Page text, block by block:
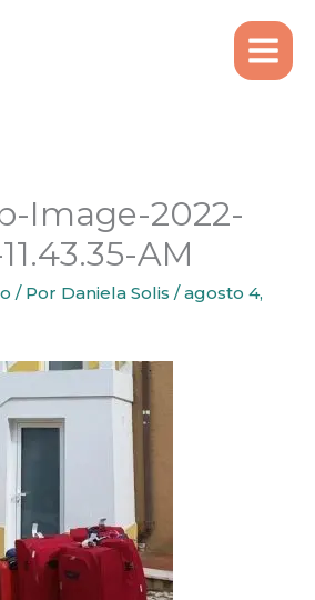
desde Chile: la experiencia de
08-04-at-11.43.35-AM
Image-2022-
AM
/ Por Daniela Solis /agosto 4,